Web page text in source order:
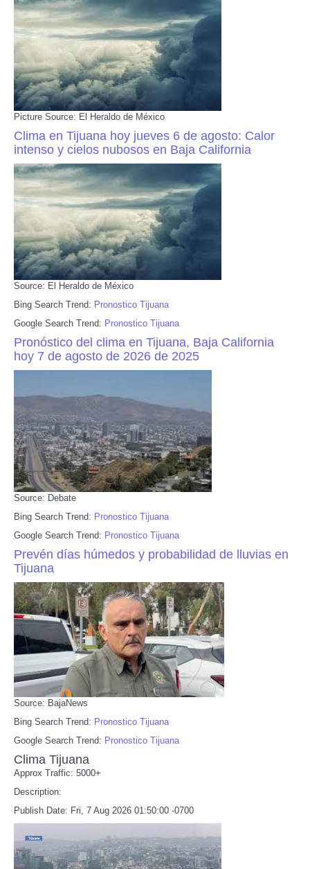
Picture Source: El Heraldo de México
Clima en Tijuana hoy jueves 6 de agosto: Calor
intenso y cielos nubosos en Baja California
Source: El Heraldo de México
Bing Search Trend: Pronostico Tijuana
Google Search Trend: Pronostico Tijuana
Pronóstico del clima en Tijuana, Baja California
hoy 7 de agosto de 2026 de 2025
Source: Debate
Bing Search Trend: Pronostico Tijuana
Google Search Trend: Pronostico Tijuana
Prevén días húmedos y probabilidad de lluvias en
Tijuana
Source: BajaNews
Bing Search Trend: Pronostico Tijuana
Google Search Trend: Pronostico Tijuana
Clima Tijuana
Approx Traffic: 5000+
Description:
Publish Date: Fri, 7 Aug 2026 01:50:00 -0700